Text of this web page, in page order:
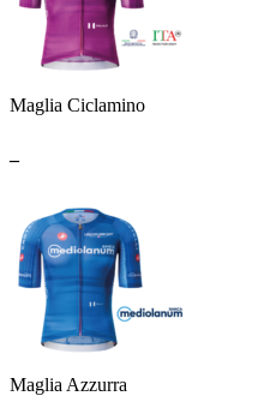
Maglia Ciclamino
Maglia Azzurra